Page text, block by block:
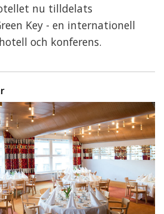
nu tilldelats
Key - en internationell
och konferens.